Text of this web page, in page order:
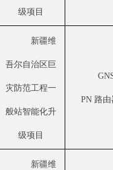
级项目
新疆维
吾尔自治区巨
灾防范工程一
般站智能化升
级项目
PN 路由
新疆维